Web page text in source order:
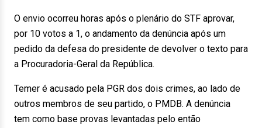
O envio ocorreu horas após o plenário do STF aprovar,
por 10 votos a 1, o andamento da denúncia após um
pedido da defesa do presidente de devolver o texto para
a Procuradoria-Geral da República.
Temer é acusado pela PGR dos dois crimes, ao lado de
outros membros de seu partido, o PMDB. A denúncia
tem como base provas levantadas pelo então